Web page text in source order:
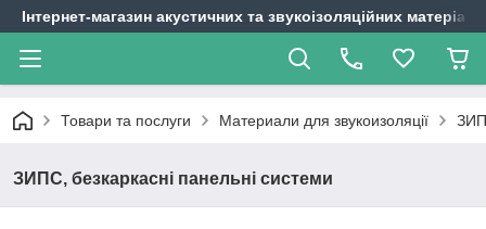
Інтернет-магазин акустичних та звукоізоляційних
Товари та послуги Материали для звукоизоляції
ЗИПС, безкаркасні панельні системи